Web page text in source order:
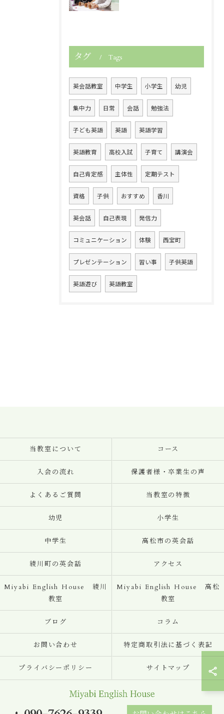
タグ Tags
英会話教室 中学生 小学生 幼児
集中力 日常 会話 勉強法
子ども英語 英語 英語学習
英語教育 高校入試 子育て 講演会
自己肯定感 主体性 定期テスト
資格 子供 おすすめ 香川
英会話 自己表現 発信力
コミュニケーション 体験 西宝町
プレゼンテーション 習い事 子供英語
英語遊び 英語教室
当教室について コース
入会の流れ 保護者様・卒業生の声
よくあるご質問 当教室の特徴
幼児 小学生
中学生 高松市の英会話
綾川町の英会話 アクセス
Miyabi English House 綾川
教室
Miyabi English House 高松
教室
ブログ コラム
お問い合わせ 特定商取引法に基づく表記
プライバシーポリシー サイトマップ